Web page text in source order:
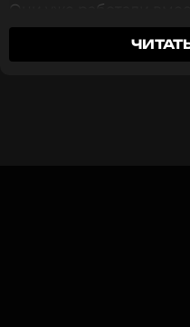
Они уже работали
Гранде играла
«Королевы крика». В